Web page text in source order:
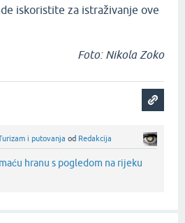
iskoristite za istraživanje ove
Foto: Nikola Zoko
i putovanja od Redakcija
hranu s pogledom na rijeku